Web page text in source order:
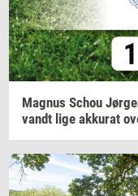
Magnus Schou
vandt lige ak­ku­rat